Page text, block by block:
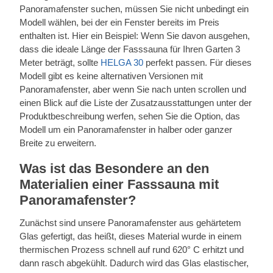
Panoramafenster suchen, müssen Sie nicht unbedingt ein
Modell wählen, bei der ein Fenster bereits im Preis
enthalten ist. Hier ein Beispiel: Wenn Sie davon ausgehen,
dass die ideale Länge der Fasssauna für Ihren Garten 3
Meter beträgt, sollte HELGA 30 perfekt passen. Für dieses
Modell gibt es keine alternativen Versionen mit
Panoramafenster, aber wenn Sie nach unten scrollen und
einen Blick auf die Liste der Zusatzausstattungen unter der
Produktbeschreibung werfen, sehen Sie die Option, das
Modell um ein Panoramafenster in halber oder ganzer
Breite zu erweitern.
Was ist das Besondere an den
Materialien einer Fasssauna mit
Panoramafenster?
Zunächst sind unsere Panoramafenster aus gehärtetem
Glas gefertigt, das heißt, dieses Material wurde in einem
thermischen Prozess schnell auf rund 620° C erhitzt und
dann rasch abgekühlt. Dadurch wird das Glas elastischer,